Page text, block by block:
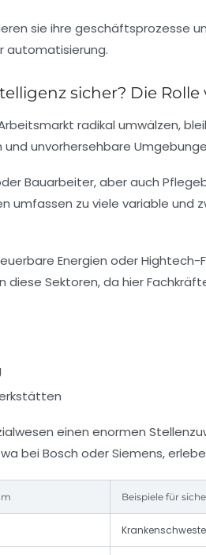
sicher? Die Rolle
radikal umwälzen,
unvorhersehbare
Bauarbeiter, aber auch
umfassen zu viele variable
Energien oder
diese Sektoren, da hier
einen enormen
bei Bosch oder Siemens,
Beispiele für